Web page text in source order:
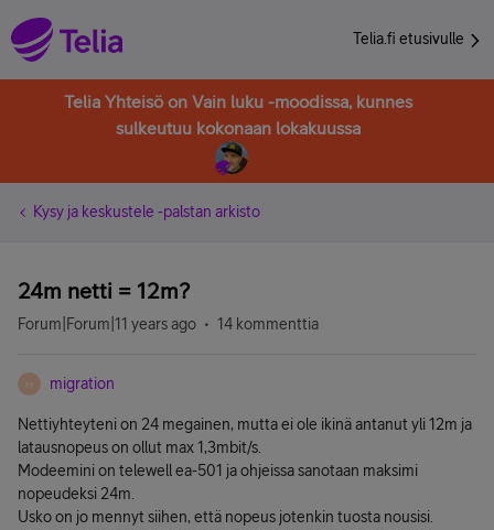
Telia.fi etusivulle
Telia Yhteisö on Vain luku -moodissa, kunnes
sulkeutuu kokonaan lokakuussa
Kysy ja keskustele -palstan arkisto
24m netti = 12m?
Forum|Forum|11 years ago 14 kommenttia
M migration
Nettiyhteyteni on 24 megainen, mutta ei ole ikinä antanut yli 12m ja
latausnopeus on ollut max 1,3mbit/s.
Modeemini on telewell ea-501 ja ohjeissa sanotaan maksimi
nopeudeksi 24m.
Usko on jo mennyt siihen, että nopeus jotenkin tuosta nousisi.